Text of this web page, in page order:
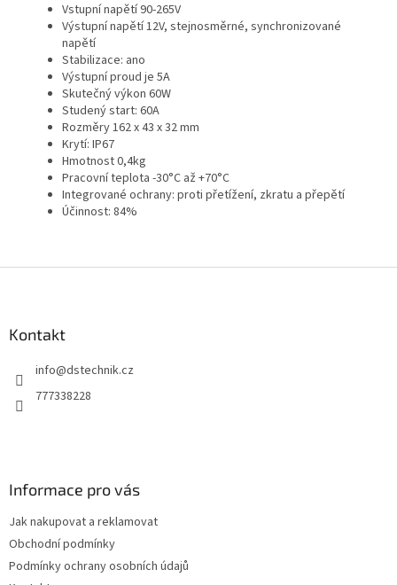
Vstupní napětí 90-265V
Výstupní napětí 12V, stejnosměrné, synchronizované
napětí
Stabilizace: ano
Výstupní proud je 5A
Skutečný výkon 60W
Studený start: 60A
Rozměry 162 x 43 x 32 mm
Krytí: IP67
Hmotnost 0,4kg
Pracovní teplota -30°C až +70°C
Integrované ochrany: proti přetížení, zkratu a přepětí
Účinnost: 84%
Kontakt
info@dstechnik.cz
777338228
Informace pro vás
Jak nakupovat a reklamovat
Obchodní podmínky
Podmínky ochrany osobních údajů